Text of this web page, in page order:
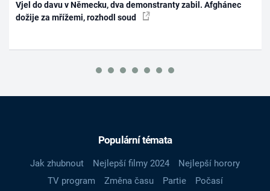
Vjel do davu v Německu, dva demonstranty zabil. Afghánec
dožije za mřížemi, rozhodl soud
Populární témata
Jak zhubnout Nejlepší filmy 2024
Nejlepší horory
TV program
Změna času Partie
Počasí